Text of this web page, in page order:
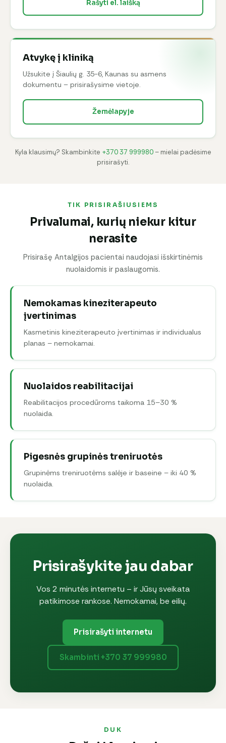
Rašyti el. laišką
Atvykę į kliniką
Užsukite į Šiaulių g. 35-6, Kaunas su asmens
dokumentu – prisirašysime vietoje.
Žemėlapyje
Kyla klausimų? Skambinkite +370 37 999980– mielai padėsime
prisirašyti.
TIK PRISIRAŠIUSIEMS
Privalumai, kurių niekur kitur
nerasite
Prisirašę Antalgijos pacientai naudojasi išskirtinėmis
nuolaidomis ir paslaugomis.
Nemokamas kineziterapeuto
įvertinimas
Kasmetinis kineziterapeuto įvertinimas ir individualus
planas – nemokamai.
Nuolaidos reabilitacijai
Reabilitacijos procedūroms taikoma 15–30 %
nuolaida.
Pigesnės grupinės treniruotės
Grupinėms treniruotėms salėje ir baseine – iki 40 %
nuolaida.
Prisirašykite jau dabar
Vos 2 minutės internetu – ir Jūsų sveikata
patikimose rankose. Nemokamai, be eilių.
Prisirašyti internetu
Skambinti +370 37 999980
DUK